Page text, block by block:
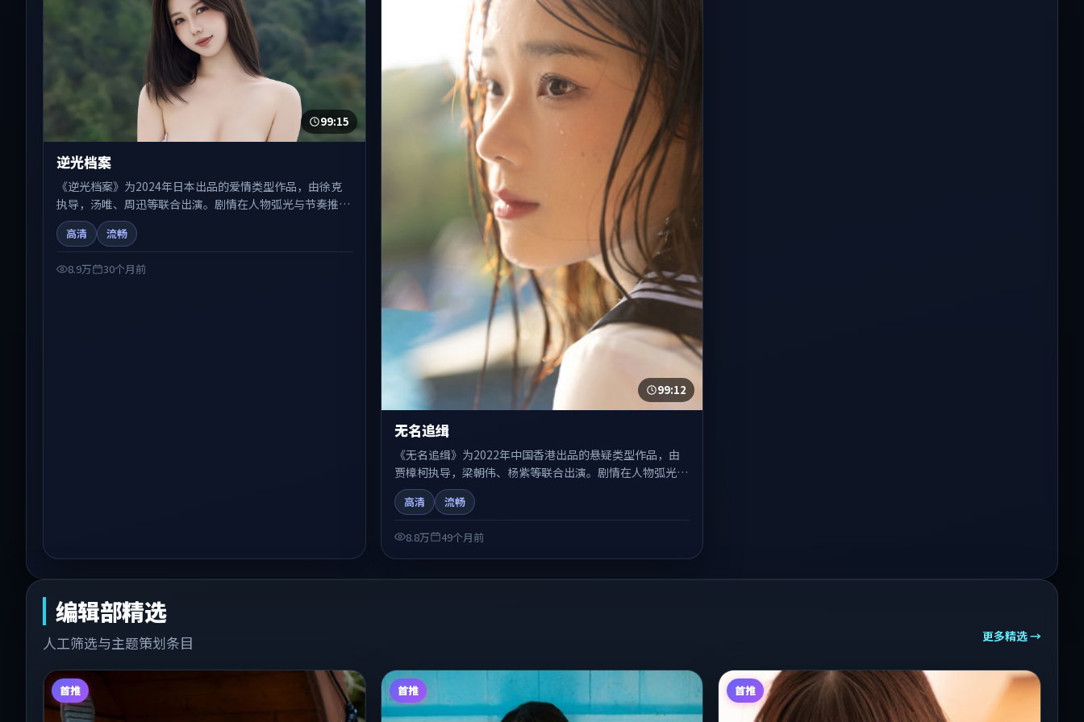
99:15
逆光档案
《逆光档案》为2024年日本出品的爱情类型作品，由徐克
执导，汤唯、周迅等联合出演。剧情在人物弧光与节奏推进
中展开，兼具叙事张力与视听质感。可与站内国产剧、电
影、综艺片单交叉检索，便于「国产在线观看」场景下的类
高清 流畅
8.9万 30个月前
99:12
无名追缉
《无名追缉》为2022年中国香港出品的悬疑类型作品，由
贾樟柯执导，梁朝伟、杨紫等联合出演。剧情在人物弧光与
节奏推进中展开，兼具叙事张力与视听质感。适合关注国产
在线观看、热播国产剧与院线佳片的观众收藏与检索延伸。
高清 流畅
8.8万 49个月前
编辑部精选
人工筛选与主题策划条目 更多精选 →
首推 首推 首推